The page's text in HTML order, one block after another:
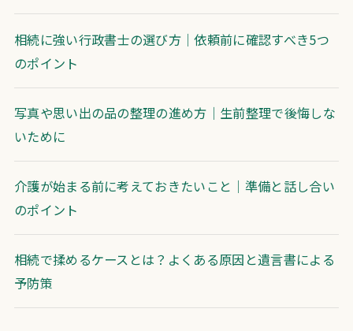
相続に強い行政書士の選び方｜依頼前に確認すべき5つ
のポイント
写真や思い出の品の整理の進め方｜生前整理で後悔しな
いために
介護が始まる前に考えておきたいこと｜準備と話し合い
のポイント
相続で揉めるケースとは？よくある原因と遺言書による
予防策